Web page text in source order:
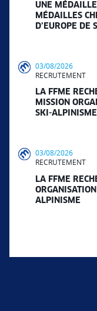
UNE
MÉDAILLES
D’EUROPE DE
03/08/2026
RECRUTEMENT
LA FFME
MISSION
SKI-ALPINISME
03/08/2026
RECRUTEMENT
LA FFME
ALPINISME